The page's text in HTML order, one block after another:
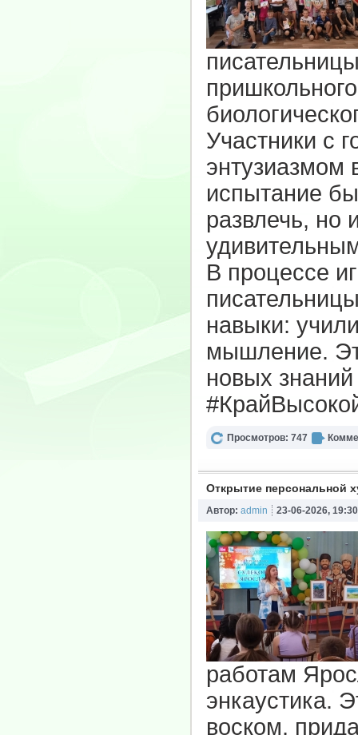
Участники с
энтузиазмом
испытание
развлечь, но
В процессе
навыки:
мышление.
новых
Просмотров: 747
Открытие персональной
Автор: admin 23-06-2026, 19:30
работам
энкаустика.
воском,